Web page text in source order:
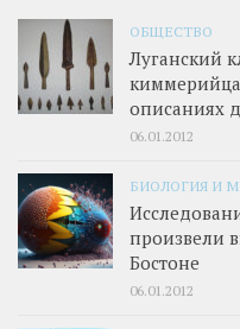
ОБЩЕСТВО
Луганский
описаниях
06.01.2012
БИОЛОГИЯ И
произвели
Бостоне
06.01.2012